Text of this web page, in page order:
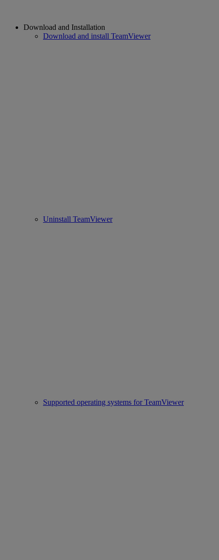
Download and Installation
Download and install TeamViewer
Uninstall TeamViewer
Supported operating systems for TeamViewer